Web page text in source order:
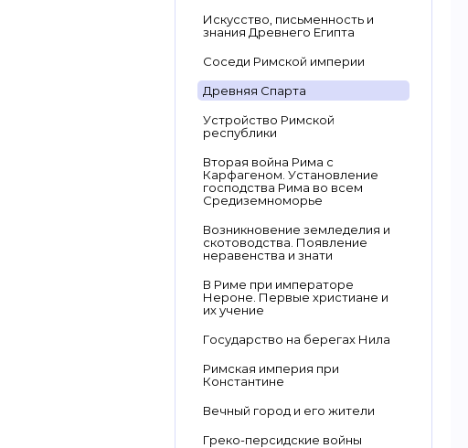
Искусство, письменность и
знания Древнего Египта
Соседи Римской империи
Древняя Спарта
Устройство Римской
республики
Вторая война Рима с
Карфагеном. Установление
господства Рима во всем
Средиземноморье
Возникновение земледелия и
скотоводства. Появление
неравенства и знати
В Риме при императоре
Нероне. Первые христиане и
их учение
Государство на берегах Нила
Римская империя при
Константине
Вечный город и его жители
Греко-персидские войны